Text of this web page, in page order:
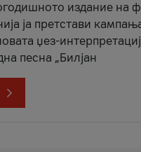
издание на
ја претстави
џез-
песна „Билјан